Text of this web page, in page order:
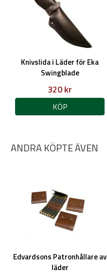
Knivslida i Läder för Eka
Swingblade
320 kr
KÖP
ANDRA KÖPTE ÄVEN
Edvardsons Patronhållare av
läder